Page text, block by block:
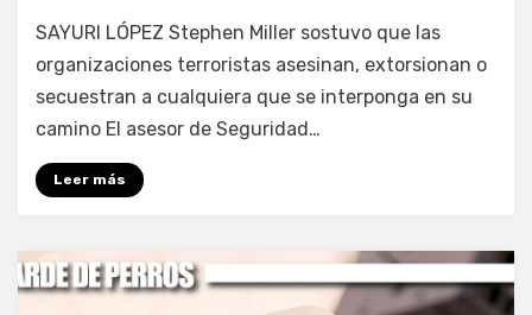
porFernando Miranda Servín
SAYURI LÓPEZ Stephen Miller sostuvo que las
organizaciones terroristas asesinan, extorsionan o
secuestran a cualquiera que se interponga en su
camino El asesor de Seguridad…
Leer más